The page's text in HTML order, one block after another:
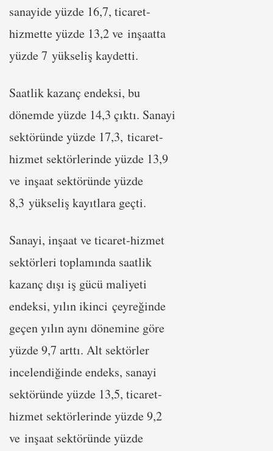
sanayide yüzde 16,7, ticaret-
hizmette yüzde 13,2 ve inşaatta
yüzde 7 yükseliş kaydetti.
Saatlik kazanç endeksi, bu
dönemde yüzde 14,3 çıktı. Sanayi
sektöründe yüzde 17,3, ticaret-
hizmet sektörlerinde yüzde 13,9
ve inşaat sektöründe yüzde
8,3 yükseliş kayıtlara geçti.
Sanayi, inşaat ve ticaret-hizmet
sektörleri toplamında saatlik
kazanç dışı iş gücü maliyeti
endeksi, yılın ikinci çeyreğinde
geçen yılın aynı dönemine göre
yüzde 9,7 arttı. Alt sektörler
incelendiğinde endeks, sanayi
sektöründe yüzde 13,5, ticaret-
hizmet sektörlerinde yüzde 9,2
ve inşaat sektöründe yüzde